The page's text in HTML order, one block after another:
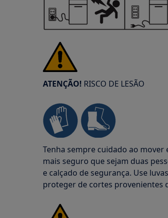
ATENÇÃO! RISCO DE LESÃO
Tenha sempre cuidado ao
mais seguro que sejam duas
e calçado de segurança. Use
proteger de cortes provenientes